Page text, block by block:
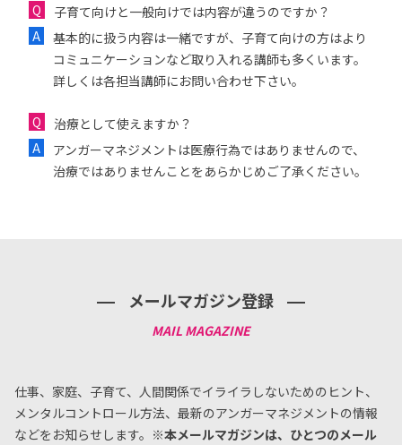
子育て向けと一般向けでは内容が違うのですか？
基本的に扱う内容は一緒ですが、子育て向けの方はより
コミュニケーションなど取り入れる講師も多くいます。
詳しくは各担当講師にお問い合わせ下さい。
治療として使えますか？
アンガーマネジメントは医療行為ではありませんので、
治療ではありませんことをあらかじめご了承ください。
メールマガジン登録
仕事、家庭、子育て、人間関係でイライラしないためのヒント、
メンタルコントロール方法、 最新のアンガーマネジメントの情報
などをお知らせします。 ※本メールマガジンは、ひとつのメール